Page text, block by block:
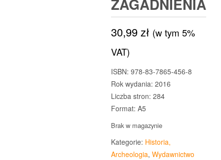
ZAGADNIENIA
30,99zł (w tym 5%
VAT)
ISBN: 978-83-7865-456-8
Rok wydania: 2016
Liczba stron: 284
Format: A5
Brak w magazynie
Kategorie: Historia,
Archeologia, Wydawnictwo